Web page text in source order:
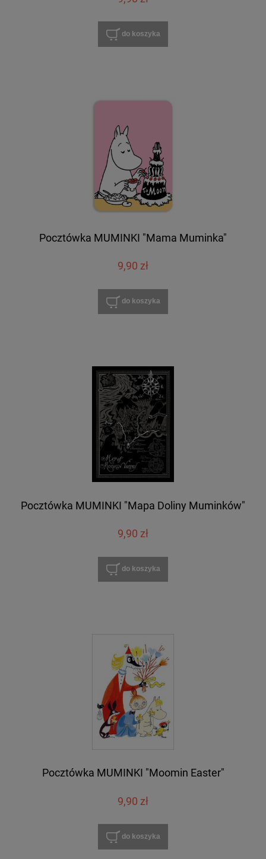
do koszyka
Pocztówka MUMINKI "Mama Muminka"
9,90 zł
do koszyka
Pocztówka MUMINKI "Mapa Doliny Muminków"
9,90 zł
do koszyka
Pocztówka MUMINKI "Moomin Easter"
9,90 zł
do koszyka